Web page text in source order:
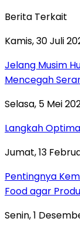
Berita Terkait
Kamis, 30 Juli
Jelang Musim
Mencegah
Selasa, 5 Mei
Langkah
Jumat, 13
Pentingnya
Food agar
Senin, 1